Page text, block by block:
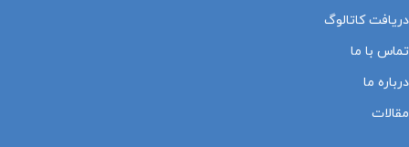
دریافت کاتالوگ
تماس با ما
درباره ما
مقالات